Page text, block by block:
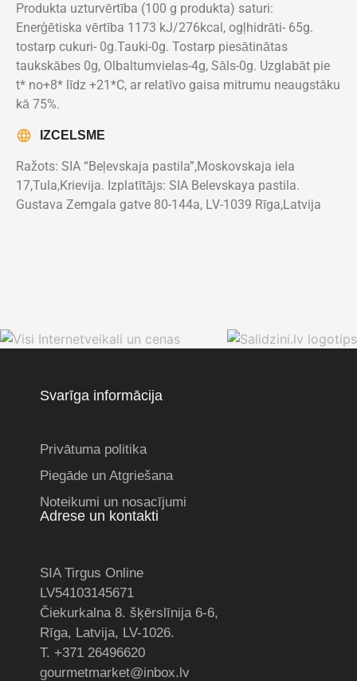
Produkta uzturvērtība (100 g produkta) saturi:
Enerģētiska vērtība 1173 kJ/276kcal, ogļhidrāti- 65g.
tostarp cukuri- 0g.Tauki-0g. Tostarp piesātinātas
taukskābes 0g, Olbaltumvielas-4g, Sāls-0g. Uzglabāt pie
t* no+8* līdz +21*C, ar relatīvo gaisa mitrumu neaugstāku
kā 75%.
IZCELSME
Ražots: SIA “Beļevskaja pastila”,Moskovskaja iela
17,Tula,Krievija. Izplatītājs: SIA Belevskaya pastila.
Gustava Zemgala gatve 80-144a, LV-1039 Rīga,Latvija
Svarīga informācija
Privātuma politika
Piegāde un Atgriešana
Noteikumi un nosacījumi
Adrese un kontakti
SIA Tirgus Online
LV54103145671
Čiekurkalna 8. šķērslīnija 6-6,
Rīga, Latvija, LV-1026.
T. +371 26496620
gourmetmarket@inbox.lv